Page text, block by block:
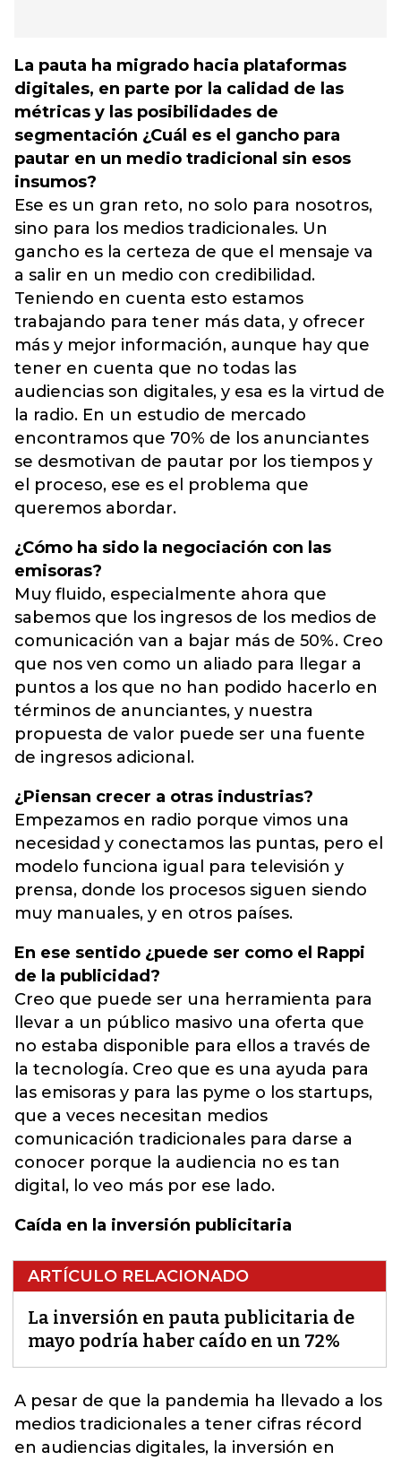
La pauta ha migrado hacia plataformas
digitales, en parte por la calidad de las
métricas y las posibilidades de
segmentación ¿Cuál es el gancho para
pautar en un medio tradicional sin esos
insumos?
Ese es un gran reto, no solo para nosotros,
sino para los medios tradicionales. Un
gancho es la certeza de que el mensaje va
a salir en un medio con credibilidad.
Teniendo en cuenta esto estamos
trabajando para tener más data, y ofrecer
más y mejor información, aunque hay que
tener en cuenta que no todas las
audiencias son digitales, y esa es la virtud de
la radio. En un estudio de mercado
encontramos que 70% de los anunciantes
se desmotivan de pautar por los tiempos y
el proceso, ese es el problema que
queremos abordar.
¿Cómo ha sido la negociación con las
emisoras?
Muy fluido, especialmente ahora que
sabemos que los ingresos de los medios de
comunicación van a bajar más de 50%. Creo
que nos ven como un aliado para llegar a
puntos a los que no han podido hacerlo en
términos de anunciantes, y nuestra
propuesta de valor puede ser una fuente
de ingresos adicional.
¿Piensan crecer a otras industrias?
Empezamos en radio porque vimos una
necesidad y conectamos las puntas, pero el
modelo funciona igual para televisión y
prensa, donde los procesos siguen siendo
muy manuales, y en otros países.
En ese sentido ¿puede ser como el Rappi
de la publicidad?
Creo que puede ser una herramienta para
llevar a un público masivo una oferta que
no estaba disponible para ellos a través de
la tecnología. Creo que es una ayuda para
las emisoras y para las pyme o los startups,
que a veces necesitan medios
comunicación tradicionales para darse a
conocer porque la audiencia no es tan
digital, lo veo más por ese lado.
Caída en la inversión publicitaria
ARTÍCULO RELACIONADO
La inversión en pauta publicitaria de
mayo podría haber caído en un 72%
A pesar de que la pandemia ha llevado a los
medios tradicionales a tener cifras récord
en audiencias digitales, la inversión en